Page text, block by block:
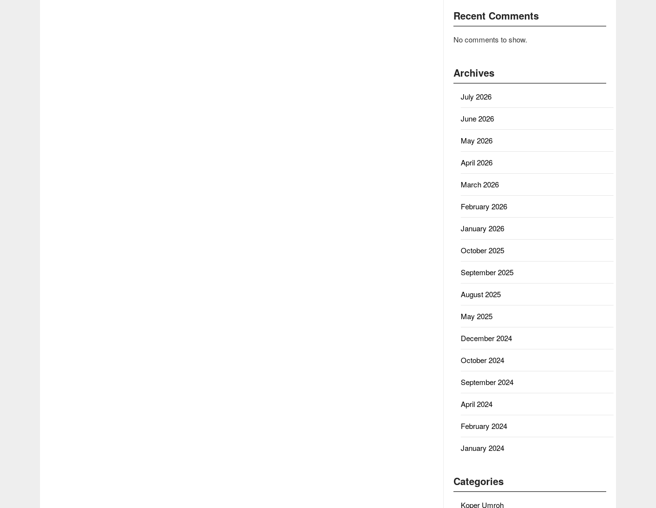
Recent Comments
No comments to show.
Archives
July 2026
June 2026
May 2026
April 2026
March 2026
February 2026
January 2026
October 2025
September 2025
August 2025
May 2025
December 2024
October 2024
September 2024
April 2024
February 2024
January 2024
Categories
Koper Umroh